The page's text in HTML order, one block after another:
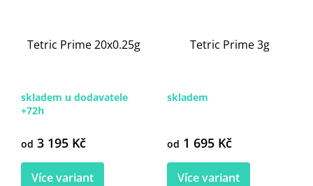
Tetric Prime 20x0.25g
skladem u dodavatele
+72h
od 3 195 Kč
Více variant
Tetric Prime 3g
skladem
od 1 695 Kč
Více variant